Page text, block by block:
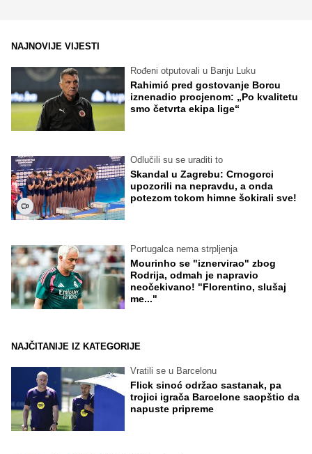
NAJNOVIJE VIJESTI
Rođeni otputovali u Banju Luku
Rahimić pred gostovanje Borcu
iznenadio procjenom: „Po kvalitetu
smo četvrta ekipa lige“
Odlučili su se uraditi to
Skandal u Zagrebu: Crnogorci
upozorili na nepravdu, a onda
potezom tokom himne šokirali sve!
Portugalca nema strpljenja
Mourinho se "iznervirao" zbog
Rodrija, odmah je napravio
neočekivano! "Florentino, slušaj
me..."
NAJČITANIJE IZ KATEGORIJE
Vratili se u Barcelonu
Flick sinoć održao sastanak, pa
trojici igrača Barcelone saopštio da
napuste pripreme